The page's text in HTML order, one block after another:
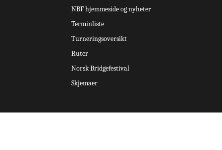
NBF hjemmeside og nyheter
Terminliste
Turneringsoversikt
Ruter
Norsk Bridgefestival
Skjemaer